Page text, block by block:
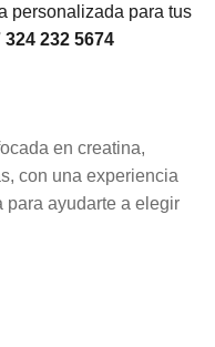
personalizada para tus
232 5674
en creatina,
con una experiencia
para ayudarte a elegir